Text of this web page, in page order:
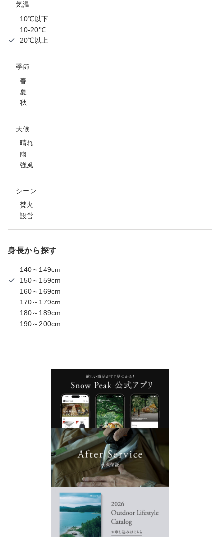
気温
10℃以下
10-20℃
20℃以上
季節
春
夏
秋
天候
晴れ
雨
強風
シーン
焚火
設営
身長から探す
140～149cm
150～159cm
160～169cm
170～179cm
180～189cm
190～200cm